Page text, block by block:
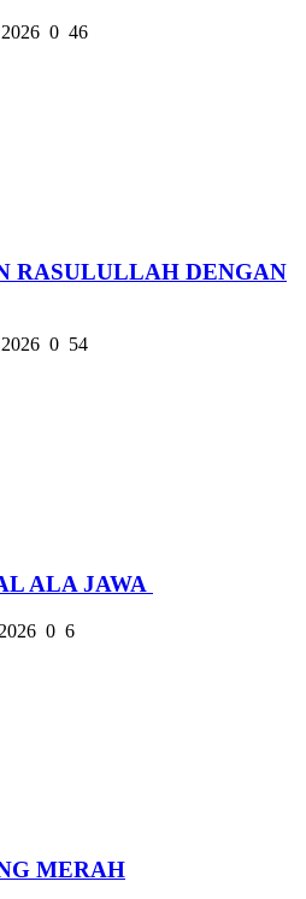
0 46
RASULULLAH DENGAN
0 54
ALA JAWA
0 6
MERAH